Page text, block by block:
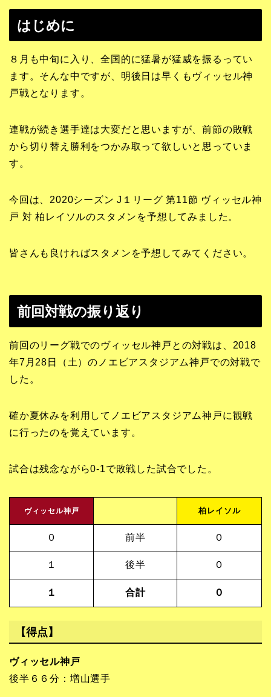
はじめに
８月も中旬に入り、全国的に猛暑が猛威を振るってい
ます。そんな中ですが、明後日は早くもヴィッセル神
戸戦となります。
連戦が続き選手達は大変だと思いますが、前節の敗戦
から切り替え勝利をつかみ取って欲しいと思っていま
す。
今回は、2020シーズン J１リーグ 第11節 ヴィッセル神
戸 対 柏レイソルのスタメンを予想してみました。
皆さんも良ければスタメンを予想してみてください。
前回対戦の振り返り
前回のリーグ戦でのヴィッセル神戸との対戦は、2018
年7月28日（土）のノエビアスタジアム神戸での対戦で
した。
確か夏休みを利用してノエビアスタジアム神戸に観戦
に行ったのを覚えています。
試合は残念ながら0-1で敗戦した試合でした。
ヴィッセル神戸 柏レイソル
０ 前半 ０
１ 後半 ０
１ 合計 ０
【得点】
ヴィッセル神戸
後半６６分：増山選手